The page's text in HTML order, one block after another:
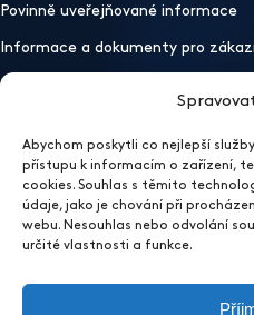
Abychom poskytli co nejlepší
přístupu k informacím o zařízení,
cookies. Souhlas s těmito
údaje, jako je chování při
webu. Nesouhlas nebo odvolání
určité vlastnosti a funkce.
Povinně uveřejňované informace
Informace a dokumenty pro
Mobilní aplikaceOchrana osobních
Otevřít nastavení preferencí
2026 EFEKTA obchodník s
Sídlo
EFEKTA obchodník s cennými